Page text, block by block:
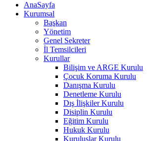
AnaSayfa
Kurumsal
Başkan
Yönetim
Genel Sekreter
İl Temsilcileri
Kurullar
Bilişim ve ARGE Kurulu
Çocuk Koruma Kurulu
Danışma Kurulu
Denetleme Kurulu
Dış İlişkiler Kurulu
Disiplin Kurulu
Eğitim Kurulu
Hukuk Kurulu
Kuruluşlar Kurulu